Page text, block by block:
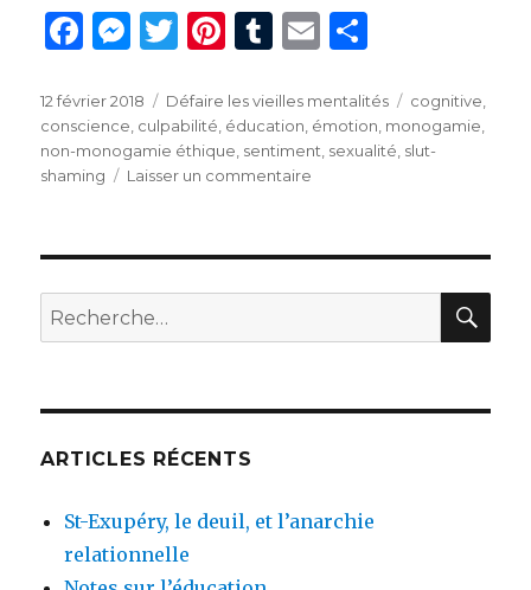
F
c
e
b
o
k
M
se
n
g
T
it
te
r
Pi
te
re
st
T
m
bl
r
E
ai
l
ta
g
Publié
le
12 février 2018 Catégories
Défaire les vieilles mentalités Étiquettes
cognitive
conscience culpabilité éducation émotion monogamie
non-monogamie éthique sentiment sexualité slut-
shaming
Laisser un commentaire
et
s’en
Recherche
pour
ARTICLES RÉCENTS
St-Exupéry, le deuil, et l’anarchie
relationnelle